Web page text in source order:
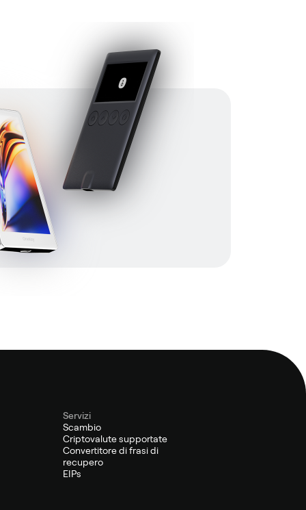
Servizi
Scambio
Criptovalute supportate
Convertitore di frasi di
recupero
EIPs